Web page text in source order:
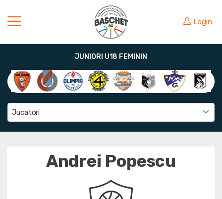
Login
JUNIORI U18 FEMININ
Jucatori
Andrei Popescu